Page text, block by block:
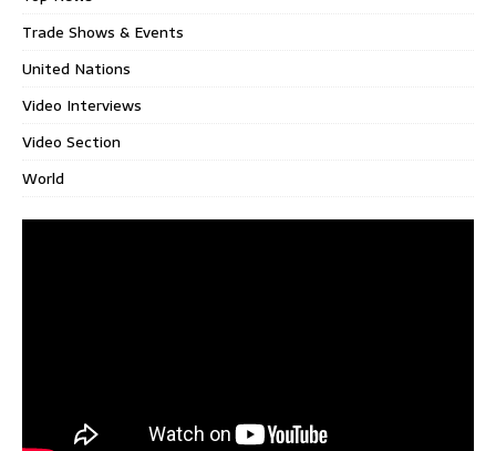
Trade Shows & Events
United Nations
Video Interviews
Video Section
World